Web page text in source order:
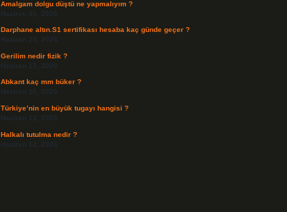
Amalgam dolgu düştü ne yapmalıyım ?
Haziran 30, 2026
Darphane altın.S1 sertifikası hesaba kaç günde geçer ?
Haziran 20, 2026
Gerilim nedir fizik ?
Haziran 17, 2026
Abkant kaç mm büker ?
Haziran 16, 2026
Türkiye’nin en büyük tugayı hangisi ?
Haziran 13, 2026
Halkalı tutulma nedir ?
Haziran 12, 2026